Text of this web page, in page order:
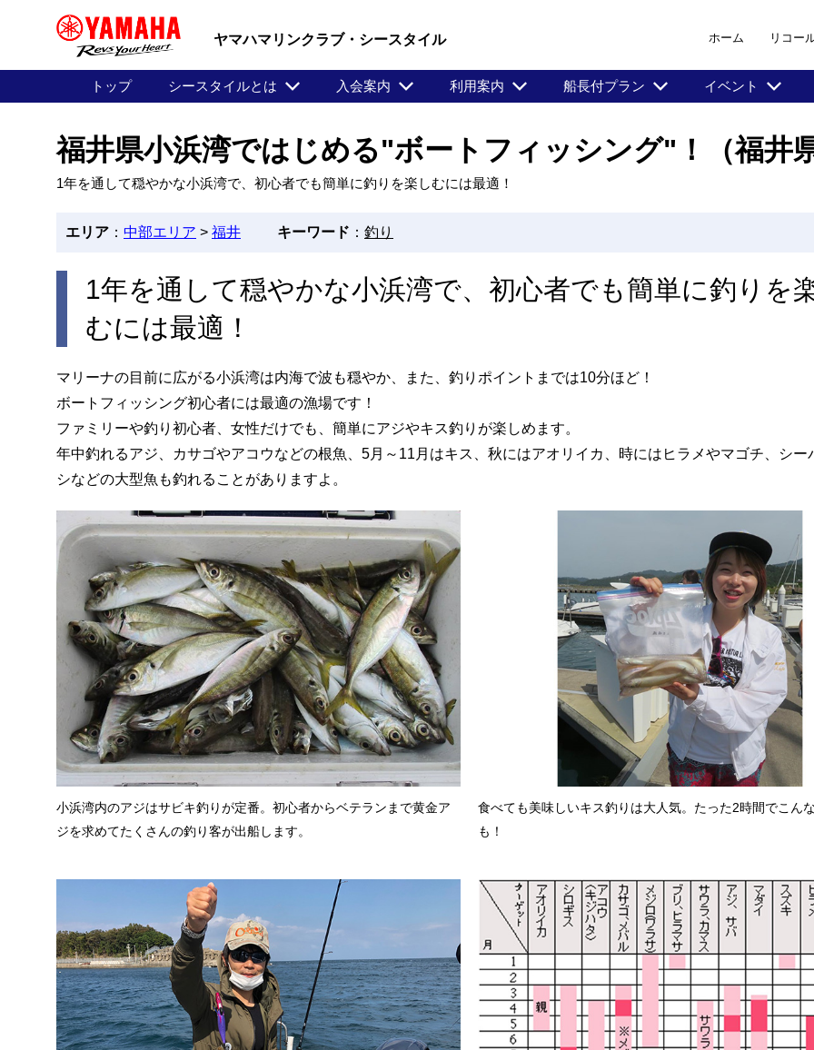
ヤマハマリンクラブ・シースタイル ホーム リコー
トップ シースタイルとは 入会案内 利用案内 船長付プラン イベント
福井県小浜湾ではじめる"ボートフィッシング"！（福井
1年を通して穏やかな小浜湾で、初心者でも簡単に釣りを楽しむには最適！
エリア ： 中部エリア > 福井 キーワード ： 釣り
1年を通して穏やかな小浜湾で、初心者でも簡単に釣りを
むには最適！
マリーナの目前に広がる小浜湾は内海で波も穏やか、また、釣りポイントまでは10分ほど！
ボートフィッシング初心者には最適の漁場です！
ファミリーや釣り初心者、女性だけでも、簡単にアジやキス釣りが楽しめます。
年中釣れるアジ、カサゴやアコウなどの根魚、5月～11月はキス、秋にはアオリイカ、時にはヒラメやマゴチ、シー
シなどの大型魚も釣れることがありますよ。
小浜湾内のアジはサビキ釣りが定番。初心者からベテランまで黄金ア
ジを求めてたくさんの釣り客が出船します。
食べても美味しいキス釣りは大人気。たった2時間でこん
も！